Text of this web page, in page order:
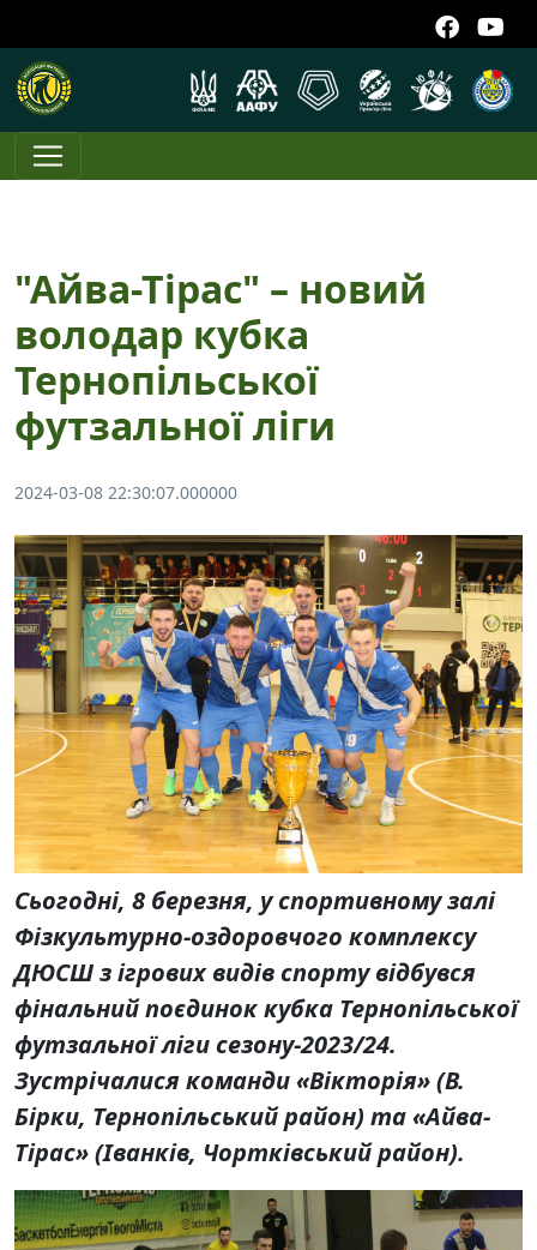
"Айва-Тірас" – новий
володар кубка
Тернопільської
футзальної ліги
2024-03-08 22:30:07.000000
Сьогодні, 8 березня, у спортивному залі
Фізкультурно-оздоровчого комплексу
ДЮСШ з ігрових видів спорту відбувся
фінальний поєдинок кубка Тернопільської
футзальної ліги сезону-2023/24.
Зустрічалися команди «Вікторія» (В.
Бірки, Тернопільський район) та «Айва-
Тірас» (Іванків, Чортківський район).